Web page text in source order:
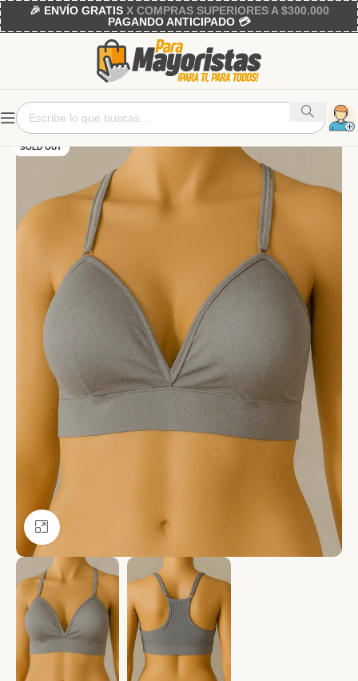
🎉 ENVÍO GRATISX COMPRAS SUPERIORES A $300.000
PAGANDO ANTICIPADO 💳
SOLD OUT
Ver más grande